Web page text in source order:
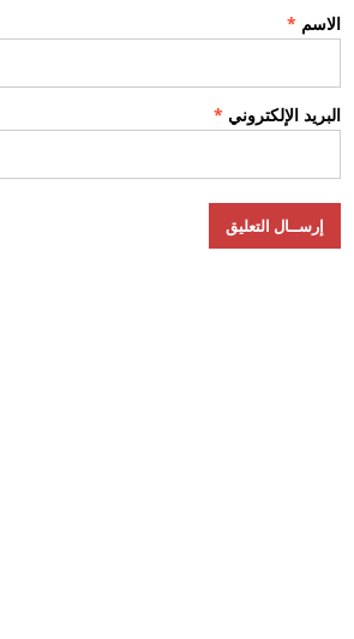
الاسم *
البريد الإلكتروني *